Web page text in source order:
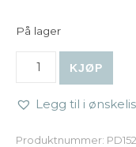
På lager
KJØP
Legg til i
Produktnummer: